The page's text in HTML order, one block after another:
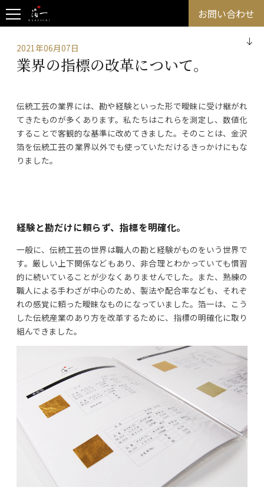
お問い合わせ
2021年06月07日
業界の指標の改革について。
伝統工芸の業界には、勘や経験といった形で曖昧に受け継がれ
てきたものが多くあります。私たちはこれらを測定し、数値化
することで客観的な基準に改めてきました。そのことは、金沢
箔を伝統工芸の業界以外でも使っていただけるきっかけにもな
りました。
経験と勘だけに頼らず、指標を明確化。
一般に、伝統工芸の世界は職人の勘と経験がものをいう世界で
す。厳しい上下関係などもあり、非合理とわかっていても慣習
的に続いていることが少なくありませんでした。また、熟練の
職人による手わざが中心のため、製法や配合率なども、それぞ
れの感覚に頼った曖昧なものになっていました。箔一は、こう
した伝統産業のあり方を改革するために、指標の明確化に取り
組んできました。